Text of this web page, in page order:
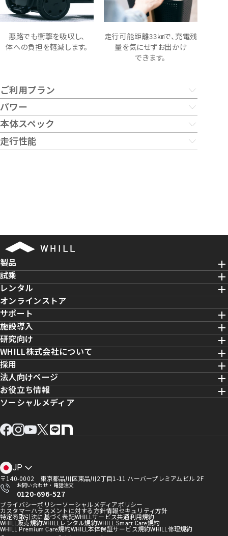
悪路でも衝撃を吸収し、
体への負担を軽減します。
走行可能距離33㎞で、充電残
量を気にせずお出かけ
できます。
ご利用プラン
購入
￥377,000〜
メーカー希望小売価格
￥277,000〜
メーカー希望小売価格
取扱はレンタル事業者
へ
ださい
介護保険が適用できます
￥8,575/ 日**
非課税、送料調整費別
日額レンタルする
*自治体による
パワー
バッテリー
100 - 240V / 5時間
100 - 240V / 9時間 40分
本体スペック
展開時サイズ（幅x奥行x高さ）
- -
重量（バッテリー含む）
56.8kg 67kg
最大荷重
147kg
シート
高さ調整 2段階
ノンパンクタイヤ ノンパンクタイヤ
リアタイヤ
走行性能
6km/時
段差乗り越え能力
5cm 7.5cm
登坂能力
10度 10度
回転半径
97cm
フロントタイヤ
ノンパンクタイヤ
リアタイヤ
製品
試乗
レンタル
オンラインストア
サポート
施設導入
研究向け
WHILL株式会社について
採用
法人向けページ
お役立ち情報
ソーシャルメディア
JP
〒140-0002 東京都品川区東品川2丁目1-11 ハーバープレミアムビル 2F
お問い合わせ・電話注文
0120-696-527
プライバシーポリシーソーシャルメディアポリシー
カスタマーハラスメントに対する方針情報セキュリティ方針
特定商取引法に基づく表記WHILLサービス共通利用規約
WHILL販売規約WHILLレンタル規約WHILL Smart Care規約
WHILL Premium Care規約WHILL本体保証サービス規約WHILL修理規約